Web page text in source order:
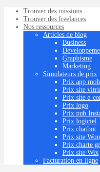
Trouver des missions
Trouver des freelances
Nos ressources
Articles de blog
Business
Graphisme
Marketing
Simulateurs de prix
Prix app
Prix site
Prix site e-
Prix logo
Prix pub
Prix logiciel
Prix chatbot
Prix site
Prix charte
Prix site Wix
Facturation en ligne